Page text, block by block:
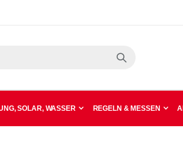
SOLAR, WASSER REGELN & MESSEN